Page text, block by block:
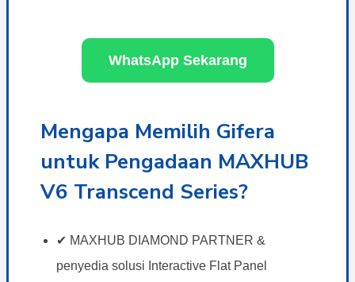
WhatsApp Sekarang
Mengapa Memilih Gifera
untuk Pengadaan MAXHUB
V6 Transcend Series?
✔ MAXHUB DIAMOND PARTNER &
penyedia solusi Interactive Flat Panel